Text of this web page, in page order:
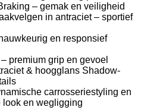
– gemak en veiligheid
in antraciet – sportief
en responsief
premium grip en gevoel
& hoogglans Shadow-
carrosseriestyling en
look en wegligging